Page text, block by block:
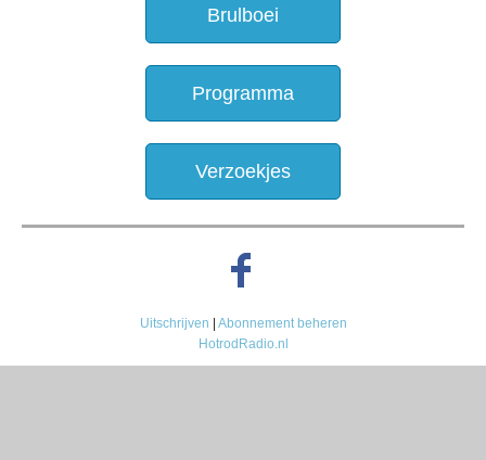
Brulboei
Programma
Verzoekjes
Uitschrijven
Abonnement beheren
HotrodRadio.nl